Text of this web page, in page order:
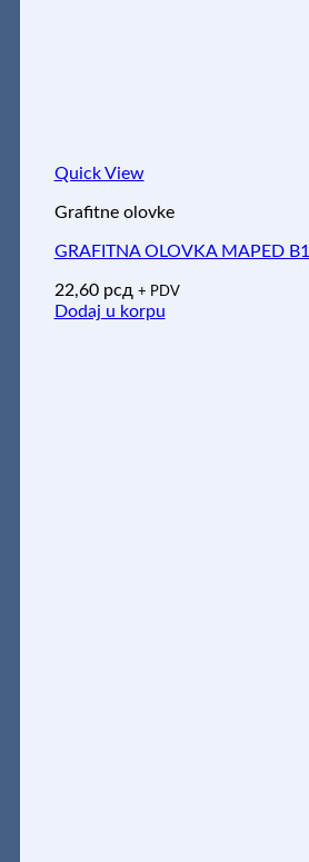
Quick View
Grafitne olovke
GRAFITNA OLOVKA MAPED
22,60 рсд + PDV
Dodaj u korpu